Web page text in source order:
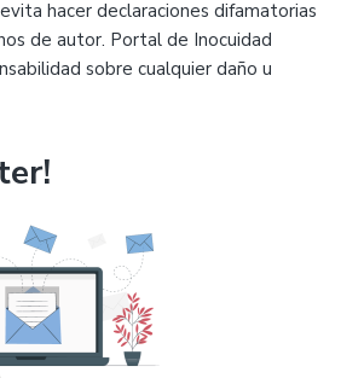
hacer declaraciones difamatorias
de autor. Portal de Inocuidad
sobre cualquier daño u